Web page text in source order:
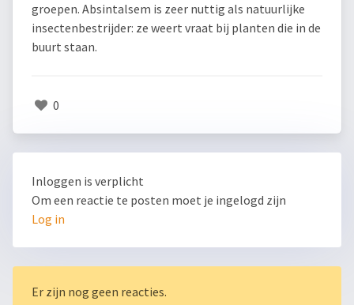
groepen. Absintalsem is zeer nuttig als natuurlijke
insectenbestrijder: ze weert vraat bij planten die in de
buurt staan.
0
Inloggen is verplicht
Om een reactie te posten moet je ingelogd zijn
Log in
Er zijn nog geen reacties.